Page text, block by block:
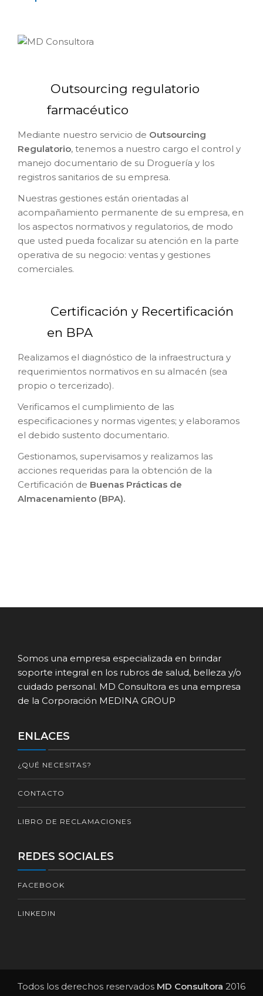
Outsourcing regulatorio
farmacéutico
Mediante nuestro servicio de Outsourcing
Regulatorio, tenemos a nuestro cargo el control y
manejo documentario de su Droguería y los
registros sanitarios de su empresa.
Nuestras gestiones están orientadas al
acompañamiento permanente de su empresa, en
los aspectos normativos y regulatorios, de modo
que usted pueda focalizar su atención en la parte
operativa de su negocio: ventas y gestiones
comerciales.
Certificación y Recertificación
en BPA
Realizamos el diagnóstico de la infraestructura y
requerimientos normativos en su almacén (sea
propio o tercerizado).
Verificamos el cumplimiento de las
especificaciones y normas vigentes; y elaboramos
el debido sustento documentario.
Gestionamos, supervisamos y realizamos las
acciones requeridas para la obtención de la
Certificación de Buenas Prácticas de
Almacenamiento (BPA).
Somos una empresa especializada en brindar
soporte integral en los rubros de salud, belleza y/o
cuidado personal. MD Consultora es una empresa
de la Corporación MEDINA GROUP
ENLACES
¿QUÉ NECESITAS?
CONTACTO
LIBRO DE RECLAMACIONES
REDES SOCIALES
FACEBOOK
LINKEDIN
Todos los derechos reservados MD Consultora 2016